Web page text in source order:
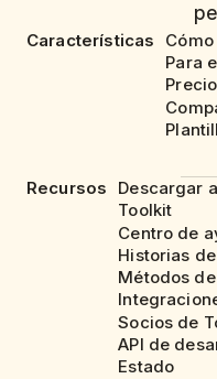
Características
Para
Recursos
Descargar
Toolkit
Centro de
Historias
Métodos
Socios de
API de
Estado